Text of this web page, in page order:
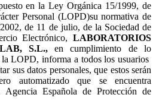
en la Ley Orgánica 15/1999, de
Personal (LOPD)su normativa de
de 11 de julio, de la Sociedad de
Electrónico, LABORATORIOS
S.L.,en cumplimiento de lo
LOPD, informa a todos los usuarios
sus datos personales, que estos serán
automatizado que se encuentra
Española de Protección de